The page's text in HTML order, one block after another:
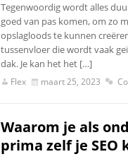
Tegenwoordig wordt alles
goed van pas komen, om zo
opslagloods te kunnen
tussenvloer die wordt vaak
dak. Je kan het het […]
Flex maart 25, 2023
Waarom je als
prima zelf je SEO